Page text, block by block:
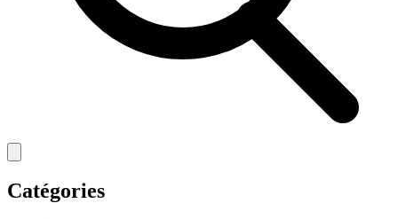
Catégories